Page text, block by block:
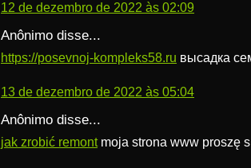
12 de dezembro de 2022 às 02:09
Anônimo disse...
https://posevnoj-kompleks58.ru высадка
13 de dezembro de 2022 às 05:04
Anônimo disse...
jak zrobić remontmoja strona www proszę